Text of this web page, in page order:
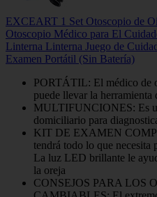
EXCEART 1 Set Otoscopio de
Otoscopio Médico para El
Linterna Linterna Juego de
Examen Portátil (Sin Batería)
PORTÁTIL: El médico de
puede llevar la herramienta
MULTIFUNCIONES: Es
domiciliario para
KIT DE EXAMEN
tendrá todo lo que necesita
La luz LED brillante le
la oreja
CONSEJOS PARA LOS